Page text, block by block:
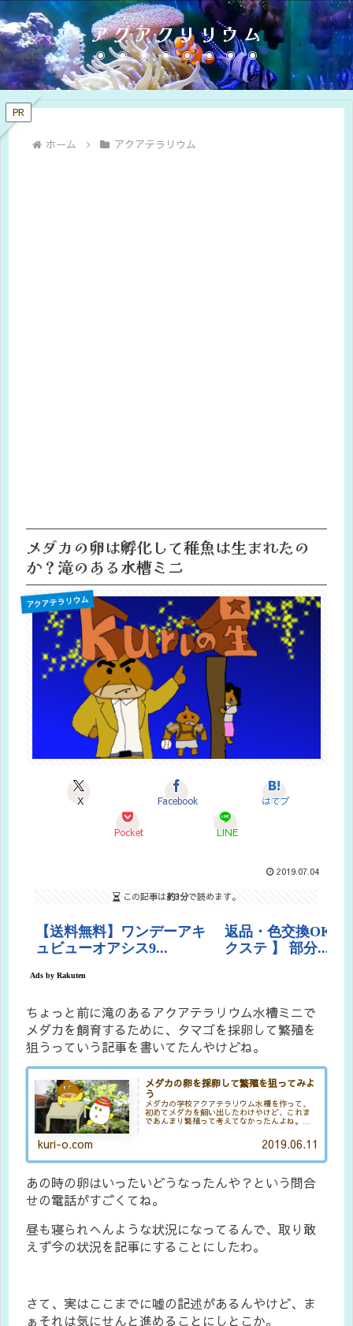
アクアクリリウム
PR
ホーム アクアテラリウム
メダカの卵は孵化して稚魚は生まれたの
か？滝のある水槽ミニ
アクアテラリウム
X Facebook はてブ
Pocket LINE
2019.07.04
この記事は約3分で読めます。
ちょっと前に滝のあるアクアテラリウム水槽ミニで
メダカを飼育するために、タマゴを採卵して繁殖を
狙うっていう記事を書いてたんやけどね。
メダカの卵を採卵して繁殖を狙ってみよ
う
メダカの学校アクアテラリウム水槽を作って、
初めてメダカを飼い出したわけやけど、これま
であんまり繁殖って考えてなかったんよね。何
たいことは魚を飼ってボーッと泳いでる姿を眺
めることやから。繁殖しだすと繁...
kuri-o.com 2019.06.11
あの時の卵はいったいどうなったんや？という問合
せの電話がすごくてね。
昼も寝られへんような状況になってるんで、取り敢
えず今の状況を記事にすることにしたわ。
さて、実はここまでに嘘の記述があるんやけど、ま
ぁそれは気にせんと進めることにしとこか。